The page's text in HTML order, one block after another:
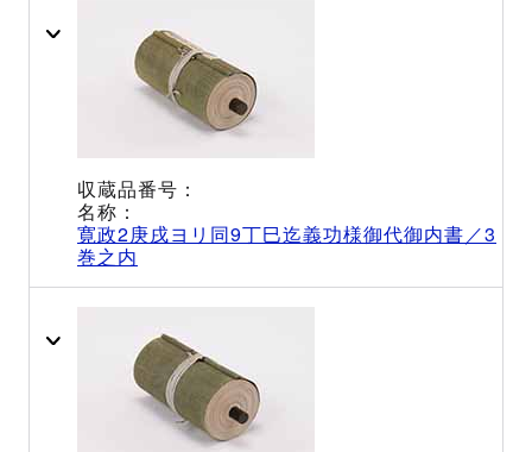
寛政2庚戌ヨリ同9丁巳迄義功様御代御内書／3
巻之内